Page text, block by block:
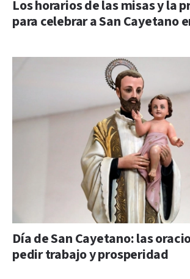
Los horarios de las misas y la
para celebrar a San Cayetano
Día de San Cayetano: las
pedir trabajo y prosperidad